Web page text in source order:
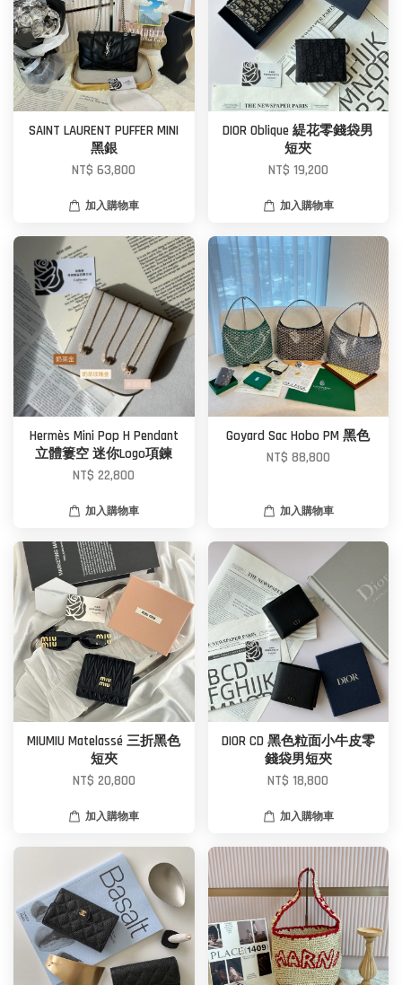
SAINT LAURENT PUFFER MINI
黑銀
NT$ 63,800
加入購物車
DIOR Oblique 緹花零錢袋男
短夾
NT$ 19,200
加入購物車
Hermès Mini Pop H Pendant
立體簍空 迷你Logo項鍊
NT$ 22,800
加入購物車
Goyard Sac Hobo PM 黑色
NT$ 88,800
加入購物車
MIUMIU Matelassé 三折黑色
短夾
NT$ 20,800
加入購物車
DIOR CD 黑色粒面小牛皮零
錢袋男短夾
NT$ 18,800
加入購物車